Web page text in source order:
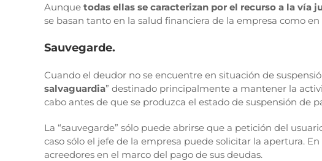
Aunque todas ellas se caracterizan por el recurso a la vía
se basan tanto en la salud financiera de la empresa como
Sauvegarde.
Cuando el deudor no se encuentre en situación de
salvaguardia” destinado principalmente a mantener la
cabo antes de que se produzca el estado de suspensión de
La “sauvegarde” sólo puede abrirse que a petición del
caso sólo el jefe de la empresa puede solicitar la apertura.
acreedores en el marco del pago de sus deudas.